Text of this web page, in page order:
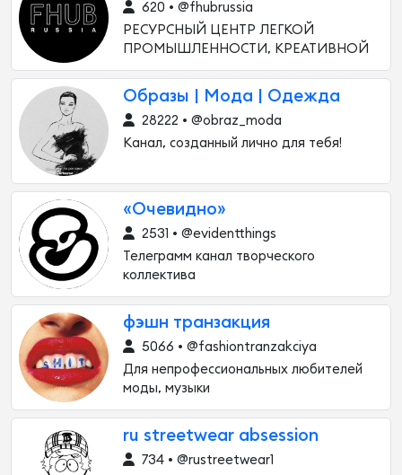
620 • @fhubrussia
РЕСУРСНЫЙ ЦЕНТР ЛЕГКОЙ
ПРОМЫШЛЕННОСТИ, КРЕАТИВНОЙ
Образы | Мода | Одежда
28222 • @obraz_moda
Канал, созданный лично для тебя!
«Очевидно»
2531 • @evidentthings
Телеграмм канал творческого
коллектива
фэшн транзакция
5066 • @fashiontranzakciya
Для непрофессиональных любителей
моды, музыки
ru streetwear absession
734 • @rustreetwear1